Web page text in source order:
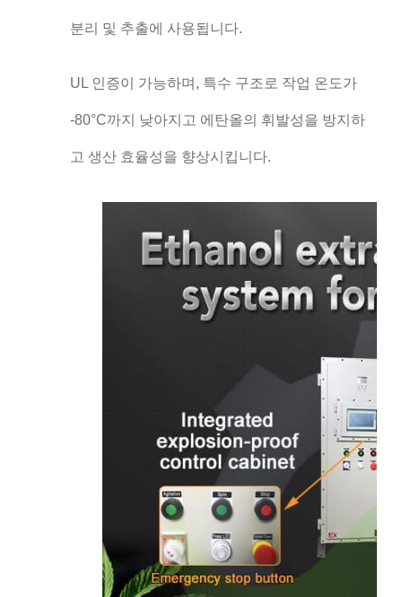
분리 및 추출에 사용됩니다.
UL 인증이 가능하며, 특수 구조로 작업 온도가
-80°C까지 낮아지고 에탄올의 휘발성을 방지하
고 생산 효율성을 향상시킵니다.